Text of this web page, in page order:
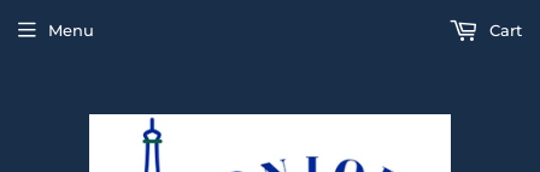
Menu Cart